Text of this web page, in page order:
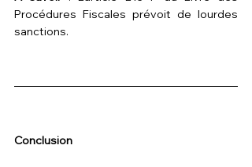
Procédures Fiscales prévoit de lourdes
sanctions.
Conclusion